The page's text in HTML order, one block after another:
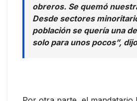
obreros. Se quemó
Desde sectores
población se quería una
solo para unos pocos”,